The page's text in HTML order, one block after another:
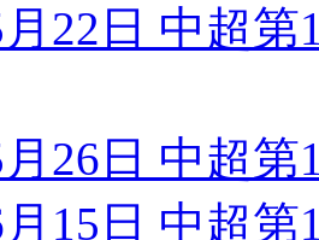
22日 中超
26日 中超
15日 中超